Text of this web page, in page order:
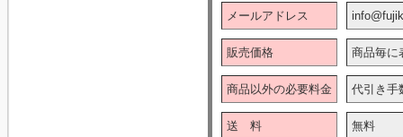
メールアドレス
販売価格 商品毎に
商品以外の必要料金 代引き手
送 料 無料